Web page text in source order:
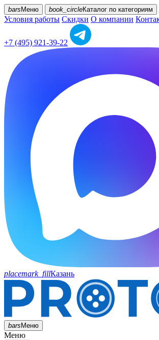
bars Меню book_circleКаталог по категориям
Условия работы Скидки О компании
+7 (495) 921-39-22
placemark_fillКазань
barsМеню
Меню